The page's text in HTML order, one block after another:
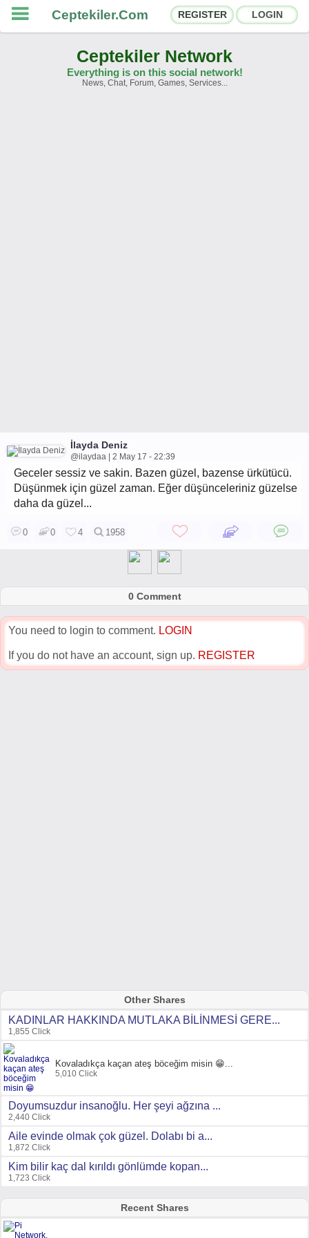
Ceptekiler.Com REGISTER LOGIN
Ceptekiler Network
Everything is on this social network!
News, Chat, Forum, Games, Services...
İlayda Deniz
@ilaydaa | 2 May 17 - 22:39
Geceler sessiz ve sakin. Bazen güzel, bazense ürkütücü.
Düşünmek için güzel zaman. Eğer düşünceleriniz güzelse
daha da güzel...
0 0 4 1958
0 Comment
You need to login to comment. LOGIN
If you do not have an account, sign up. REGISTER
Other Shares
KADINLAR HAKKINDA MUTLAKA BİLİNMESİ GERE...
1,855 Click
Kovaladıkça kaçan ateş böceğim misin 😁...
5,010 Click
Doyumsuzdur insanoğlu. Her şeyi ağzına ...
2,440 Click
Aile evinde olmak çok güzel. Dolabı bi a...
1,872 Click
Kim bilir kaç dal kırıldı gönlümde kopan...
1,723 Click
Recent Shares